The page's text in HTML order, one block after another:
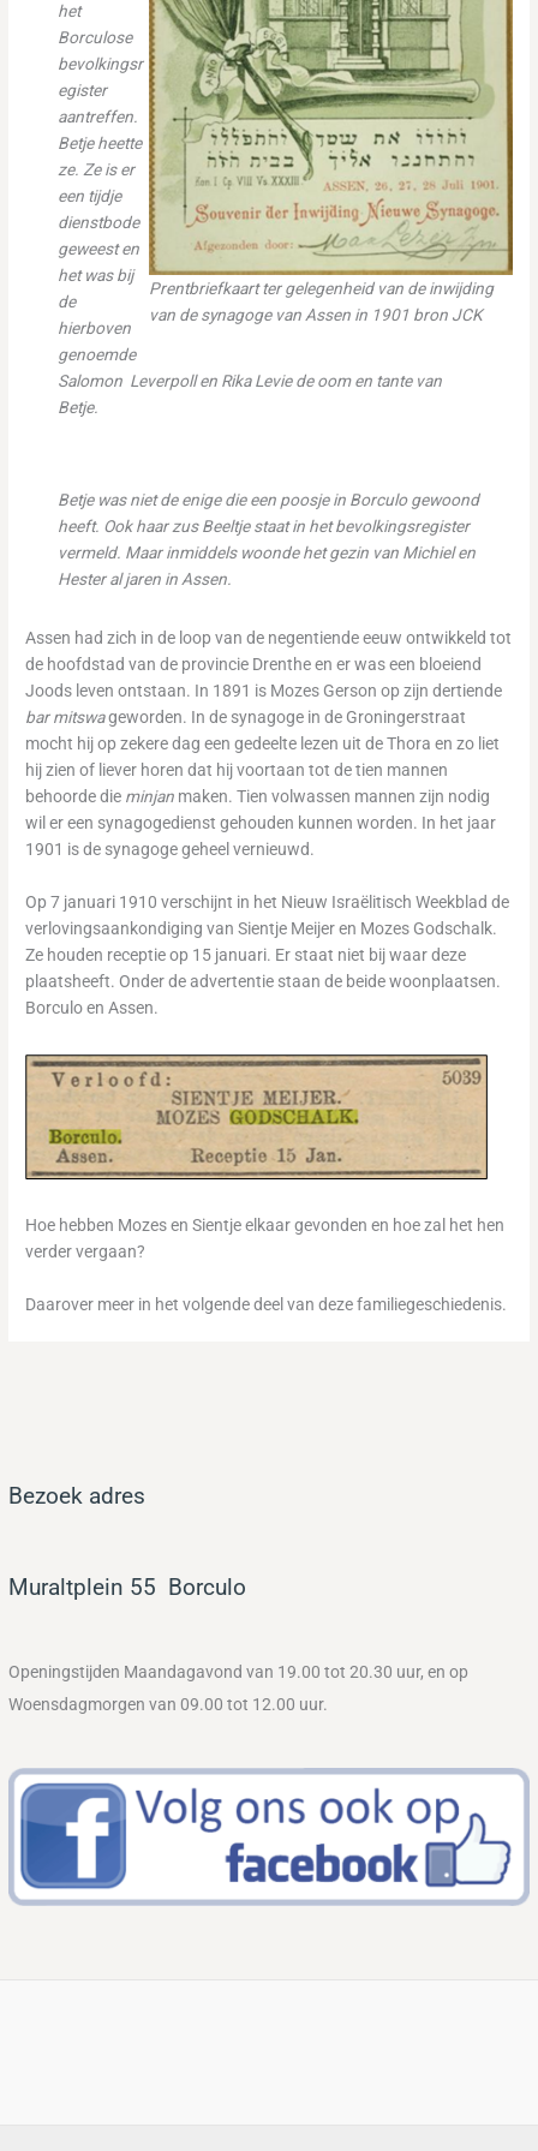
Bezoek adres
Muraltplein 55 Borculo
Openingstijden Maandagavond van 19.00 tot 20.30 uur, en op
Woensdagmorgen van 09.00 tot 12.00 uur.
Prentbriefkaart ter gelegenheid van de inwijding
van de synagoge van Assen in 1901 bron JCK
het
Borculose
bevolkingsr
egister
aantreffen.
Betje heette
ze. Ze is er
een tijdje
dienstbode
geweest en
het was bij
de
hierboven
genoemde
Salomon Leverpoll en Rika Levie de oom en tante van
Betje.
Betje was niet de enige die een poosje in Borculo gewoond
heeft. Ook haar zus Beeltje staat in het bevolkingsregister
vermeld. Maar inmiddels woonde het gezin van Michiel en
Hester al jaren in Assen.
Assen had zich in de loop van de negentiende eeuw ontwikkeld tot
de hoofdstad van de provincie Drenthe en er was een bloeiend
Joods leven ontstaan. In 1891 is Mozes Gerson op zijn dertiende
bar mitswageworden. In de synagoge in de Groningerstraat
mocht hij op zekere dag een gedeelte lezen uit de Thora en zo liet
hij zien of liever horen dat hij voortaan tot de tien mannen
behoorde die minjan maken. Tien volwassen mannen zijn nodig
wil er een synagogedienst gehouden kunnen worden. In het jaar
1901 is de synagoge geheel vernieuwd.
Op 7 januari 1910 verschijnt in het Nieuw Israëlitisch Weekblad de
verlovingsaankondiging van Sientje Meijer en Mozes Godschalk.
Ze houden receptie op 15 januari. Er staat niet bij waar deze
plaatsheeft. Onder de advertentie staan de beide woonplaatsen.
Borculo en Assen.
Hoe hebben Mozes en Sientje elkaar gevonden en hoe zal het hen
verder vergaan?
Daarover meer in het volgende deel van deze familiegeschiedenis.